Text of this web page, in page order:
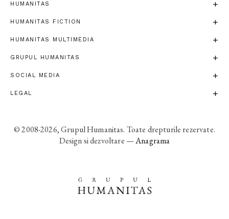
HUMANITAS
HUMANITAS FICTION
HUMANITAS MULTIMEDIA
GRUPUL HUMANITAS
SOCIAL MEDIA
LEGAL
© 2008-2026, Grupul Humanitas. Toate drepturile rezervate.
Design si dezvoltare —Anagrama